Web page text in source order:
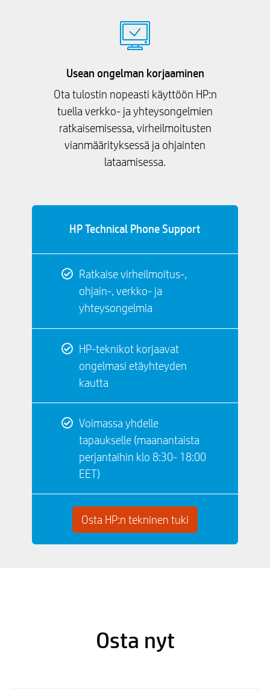
Usean ongelman korjaaminen
Ota tulostin nopeasti käyttöön HP:n
tuella verkko- ja yhteysongelmien
ratkaisemisessa, virheilmoitusten
vianmäärityksessä ja ohjainten
lataamisessa.
HP Technical Phone Support
Ratkaise virheilmoitus-,
ohjain-, verkko- ja
yhteysongelmia
HP-teknikot korjaavat
ongelmasi etäyhteyden
kautta
Voimassa yhdelle
tapaukselle (maanantaista
perjantaihin klo 8:30- 18:00
EET)
Osta HP:n tekninen tuki
Osta nyt